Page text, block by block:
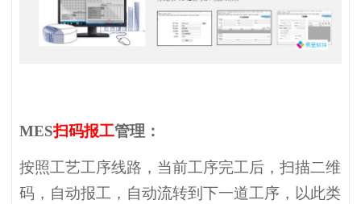
MES扫码报工管理：
按照工艺工序线路，当前工序完工后，扫描二维
码，自动报工，自动流转到下一道工序，以此类